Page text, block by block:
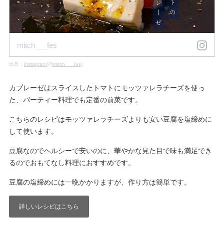
mitch___fes
出典： instagram(@mitch___fes)
カプレーゼはスライスしたトマトにモッツァレラチーズを使っ
た、パーティー料理でも定番の前菜です。
こちらのレシピはモッツァレラチーズよりも安い豆腐を塩締めに
して使います。
豆腐なのでヘルシーで安いのに、華やかな見た目で味も満足でき
るのでおもてなし料理におすすめです。
豆腐の塩締めには一晩かかりますが、作り方は簡単です。
詳しいレシピはこちら